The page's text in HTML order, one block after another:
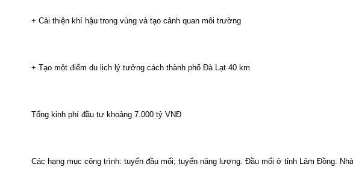
+ Cải thiện khí hậu trong vùng và tạo cảnh quan môi trường
+ Tạo một điểm du lịch lý tưởng cách thành phố Đà Lạt 40 km
Tổng kinh phí đầu tư khoảng 7.000 tỷ VNĐ
Các hạng mục công trình: tuyến đầu mối; tuyến năng lượng Đầu mối ở tỉnh Lâm Đồng Nhà